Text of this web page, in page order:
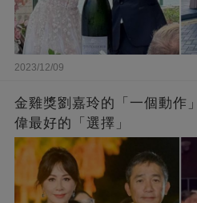
2023/12/09
金雞獎劉嘉玲的「一個動作
偉最好的「選擇」